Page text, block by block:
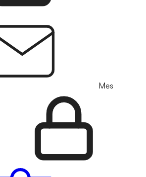
Mes